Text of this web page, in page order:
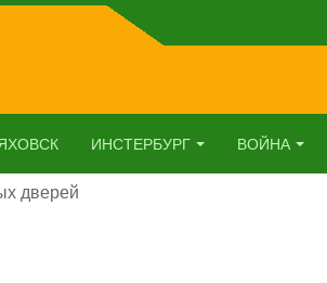
ИНСТЕРБУРГ ВОЙНА
дверей